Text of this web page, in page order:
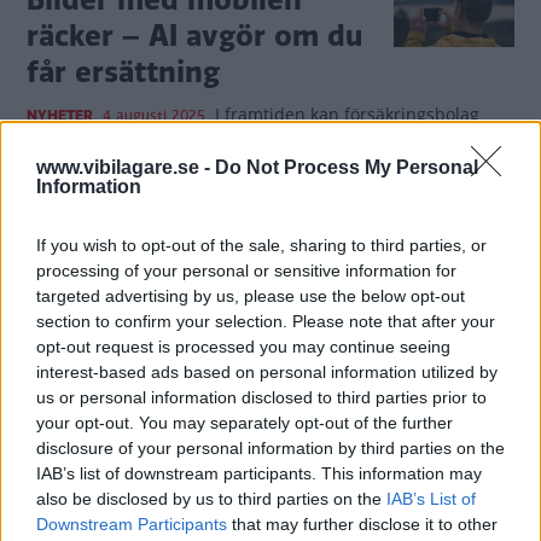
www.vibilagare.se - Do Not Process My Personal
Information
If you wish to opt-out of the sale, sharing to third parties, or
processing of your personal or sensitive information for
targeted advertising by us, please use the below opt-out
section to confirm your selection. Please note that after your
opt-out request is processed you may continue seeing
interest-based ads based on personal information utilized by
us or personal information disclosed to third parties prior to
your opt-out. You may separately opt-out of the further
disclosure of your personal information by third parties on the
IAB’s list of downstream participants. This information may
also be disclosed by us to third parties on the IAB’s List of
Downstream Participants that may further disclose it to other
räcker – AI avgör om du
får ersättning
NYHETER 4 augusti 2025 I framtiden kan försäkringsbolag
0 kommentarer
Oväntad lösning kan ge
färre trafikolyckor
NYHETER 4 augusti 2025 Bromsljus framtill kan minska risken
för trafikolyckor, enligt en ny studie.
0 kommentarer Gasa (6) Bromsa (5)
Färre köper Volvo –